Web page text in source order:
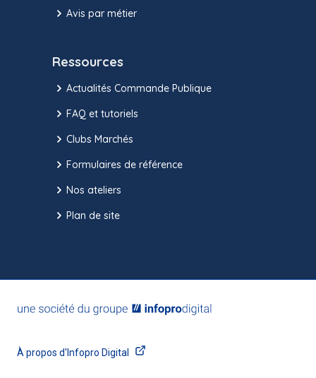
Avis par métier
Ressources
Actualités Commande Publique
FAQ et tutoriels
Clubs Marchés
Formulaires de référence
Nos ateliers
Plan de site